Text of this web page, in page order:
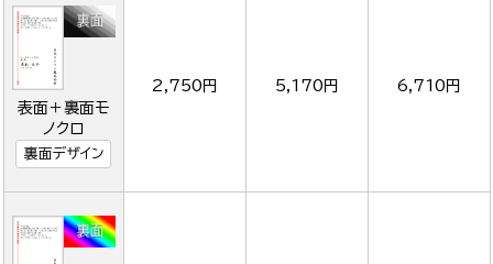
表面＋裏面モ
ノクロ
裏面デザイン
2,750円 5,170円 6,710円